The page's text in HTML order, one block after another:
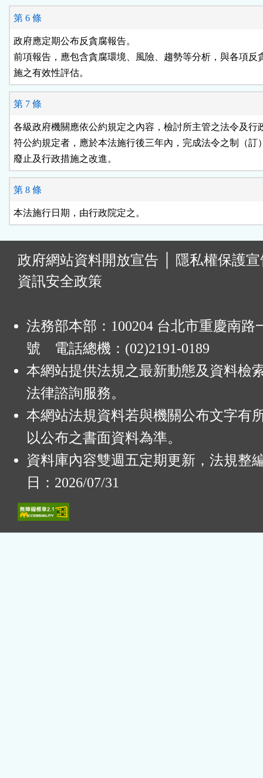
第 6 條
政府應定期公布反貪腐報告。
前項報告，應包含貪腐環境、風險、趨勢等分析，與各項反
施之有效性評估。
第 7 條
各級政府機關應依公約規定之內容，檢討所主管之法令及行
符公約規定者，應於本法施行後三年內，完成法令之制（訂
廢止及行政措施之改進。
第 8 條
本法施行日期，由行政院定之。
政府網站資料開放宣告
隱私權保護
資訊安全政策
法務部本部：100204 台北市重慶南路
號 電話總機：(02)2191-0189
本網站提供法規之最新動態及資料檢
法律諮詢服務。
本網站法規資料若與機關公布文字有
以公布之書面資料為準。
資料庫內容雙週五定期更新，法規整
日：2026/07/31